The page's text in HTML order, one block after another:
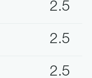
2.5
2.5
2.5